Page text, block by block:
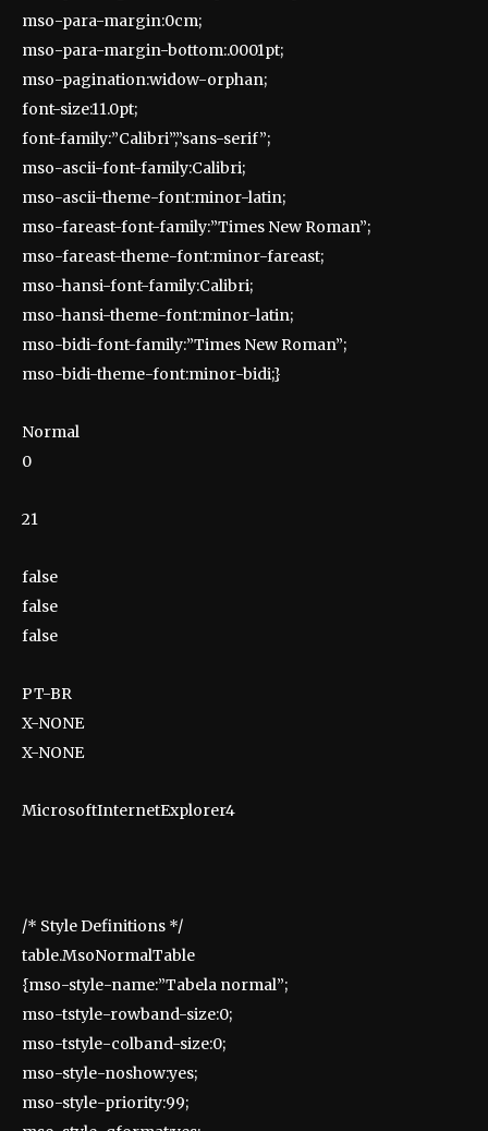
mso-para-margin:0cm;
mso-para-margin-bottom:.0001pt;
mso-pagination:widow-orphan;
font-size:11.0pt;
font-family:”Calibri”,”sans-serif”;
mso-ascii-font-family:Calibri;
mso-ascii-theme-font:minor-latin;
mso-fareast-font-family:”Times New Roman”;
mso-fareast-theme-font:minor-fareast;
mso-hansi-font-family:Calibri;
mso-hansi-theme-font:minor-latin;
mso-bidi-font-family:”Times New Roman”;
mso-bidi-theme-font:minor-bidi;}
Normal
0
21
false
false
false
PT-BR
X-NONE
X-NONE
MicrosoftInternetExplorer4
/* Style Definitions */
table.MsoNormalTable
{mso-style-name:”Tabela normal”;
mso-tstyle-rowband-size:0;
mso-tstyle-colband-size:0;
mso-style-noshow:yes;
mso-style-priority:99;